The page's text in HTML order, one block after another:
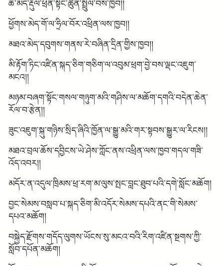
ཆ་མེད་རྡུལ་ཕྲན་སྟེང་ཚུན་སྤྲུལ་བས་ཁྱབ།།
ཕྱོགས་མེད་གོ་ལ་ཧྲིལ་བོར་འཕྲིན་ལས་ཁྱབ།།
མཐའ་མེད་དབུགས་གནས་རེ་བཞིན་དྲིན་གྱིས་ཁྱབ།།
མི་རྟོག་ཏིང་འཛིན་སྐད་ཅིག་གཅིག་ལ་འབུམ་ཕྲག་བྱེ་བས་ལྡང་འཇུག་
མངའ།།
མཉམ་བཞག་སྟོང་གསལ་གཉུག་མའི་གཤིས་ལ་མཆོག་དགའི་བདེན་ཆེན་
རོལ་བ་རྩེན།།
ཟུང་འཇུག་སྐུ་གཉིས་སྲིད་ཞིའི་ཁྱོན་ལ་སྒྱུ་མའི་གར་སྟབས་སྒྱུར་ལ་རིངས།།
མཐའ་བྲལ་ཆོས་དབྱིངས་ཡེ་ཤེས་ཀློང་ནས་འཕྲིན་ལས་ཁྱབ་གདལ་གཟི་
འོད་འབར།།
མདོར་ན་འདུལ་ཁྲིམས་ཕྲ་རག་མ་ལུས་སྤང་བླང་ཐུབ་པའི་དགེ་སློང་མཆོག།
བྱང་སེམས་བསླབ་པ་སྐད་ཅིག་མི་འདོར་སེམས་དཔའི་ནང་གི་སེམས་
དཔའ་མཆོག།
བསྐྱེད་རྫོགས་གདོད་ལུགས་ཡོངས་སུ་མངའ་བའི་རིག་འཛིན་སྔགས་ཀྱི་
སློབ་དཔོན་མཆོག།